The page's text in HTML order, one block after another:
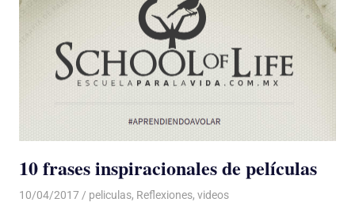
10 frases inspiracionales de películas
10/04/2017 De todo un Poco
peliculas, Reflexiones, videos